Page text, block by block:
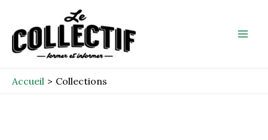
contenu
Accueil Collections